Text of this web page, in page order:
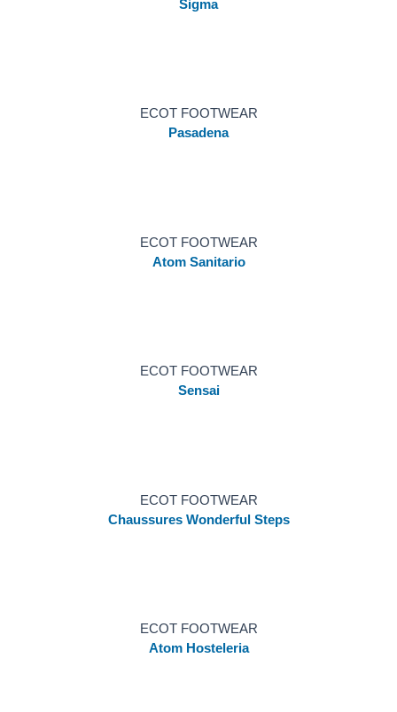
Sigma
ECOT FOOTWEAR
Pasadena
ECOT FOOTWEAR
Atom Sanitario
ECOT FOOTWEAR
Sensai
ECOT FOOTWEAR
Chaussures Wonderful Steps
ECOT FOOTWEAR
Atom Hosteleria